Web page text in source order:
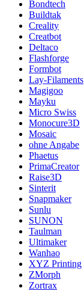
Bondtech
Buildtak
Creality
Creatbot
Deltaco
Flashforge
Formbot
Lay-Filaments
Magigoo
Mayku
Micro Swiss
Monocure3D
Mosaic
ohne Angabe
Phaetus
PrimaCreator
Raise3D
Sinterit
Snapmaker
Sunlu
SUNON
Taulman
Ultimaker
Wanhao
XYZ Printing
ZMorph
Zortrax